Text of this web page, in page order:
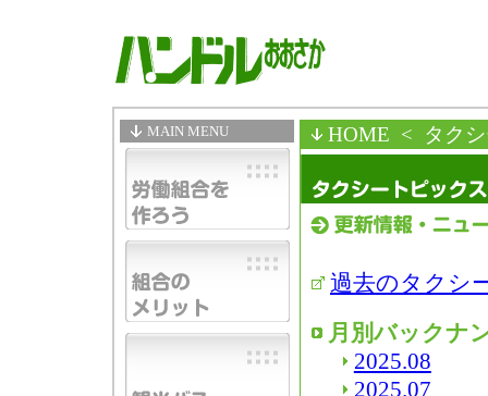
MAIN MENU HOME < タク
過去のタクシ
月別バックナ
2025.08
2025.07